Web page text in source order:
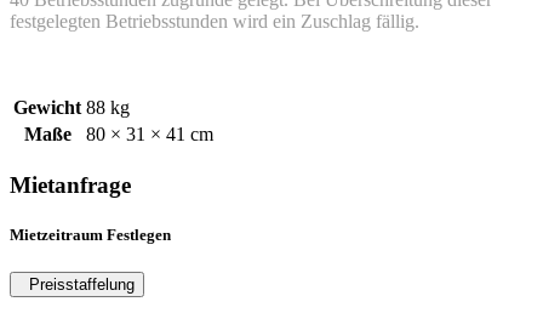
festgelegten Betriebsstunden wird ein Zuschlag fällig.
Gewicht 88 kg
Maße
80 × 31 × 41 cm
Mietanfrage
Mietzeitraum Festlegen
Preisstaffelung